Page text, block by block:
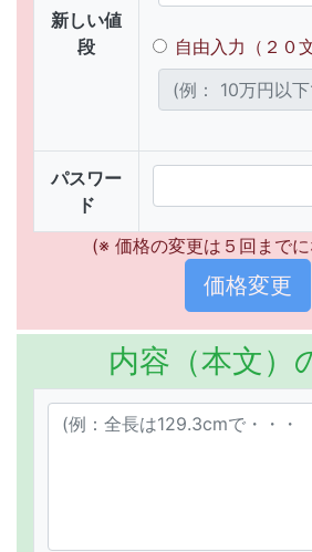
新しい値
段
自由入力（２０
パスワー
ド
(※ 価格の変更は５回まで
内容（本文）